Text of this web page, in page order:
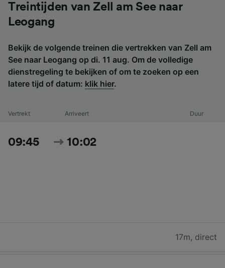
Treintijden van Zell am See naar
Leogang
Bekijk de volgende treinen die vertrekken van Zell am
See naar Leogang op di. 11 aug. Om de volledige
dienstregeling te bekijken of om te zoeken op een
latere tijd of datum: klik hier.
Vertrekt Arriveert Duur
09:45 10:02
17m, direct